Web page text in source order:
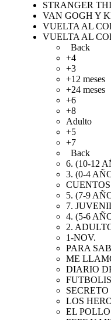
STRANGER
VAN GOGH Y
VUELTA AL
VUELTA AL
Back
+4
+3
+12 meses
+24 meses
+6
+8
Adulto
+5
+7
Back
6. (10-12
3. (0-4
CUENTOS
5. (7-9
7.
4. (5-6
2.
1-NOV.
PARA
ME
DIARIO
LOS
EL POLLO